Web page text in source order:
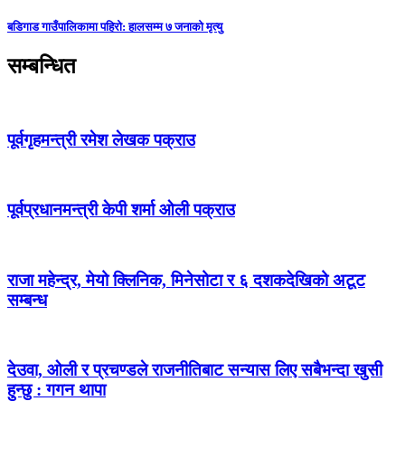
बडिगाड गाउँपालिकामा पहिरो: हालसम्म ७ जनाको मृत्यु
सम्बन्धित
पूर्वगृहमन्त्री रमेश लेखक पक्राउ
पूर्वप्रधानमन्त्री केपी शर्मा ओली पक्राउ
राजा महेन्द्र, मेयो क्लिनिक, मिनेसोटा र ६ दशकदेखिको अटूट
सम्बन्ध
देउवा, ओली र प्रचण्डले राजनीतिबाट सन्यास लिए सबैभन्दा खुसी
हुन्छु : गगन थापा